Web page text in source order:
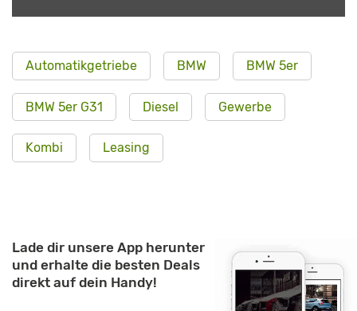
Automatikgetriebe BMW BMW 5er
BMW 5er G31 Diesel Gewerbe
Kombi Leasing
Lade dir unsere App herunter
und erhalte die besten Deals
direkt auf dein Handy!